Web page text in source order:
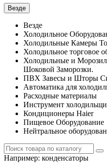
Везде
Везде
Холодильное
Холодильные Камеры
Холодильное торговое
Холодильные и
Шоковой Заморозки.
ПВХ Завесы и Шторы
Автоматика для
Расходные материалы
Инструмент
Кондиционеры Haier
Пищевое Оборудование
Нейтральное
Например: конденсаторы